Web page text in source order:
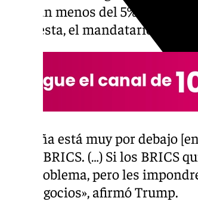
aportan menos del 5% al
respuesta, el mandatario
«España está muy por debajo
de los BRICS. (…) Si los BRICS
hay problema, pero les
sus negocios», afirmó Trump.